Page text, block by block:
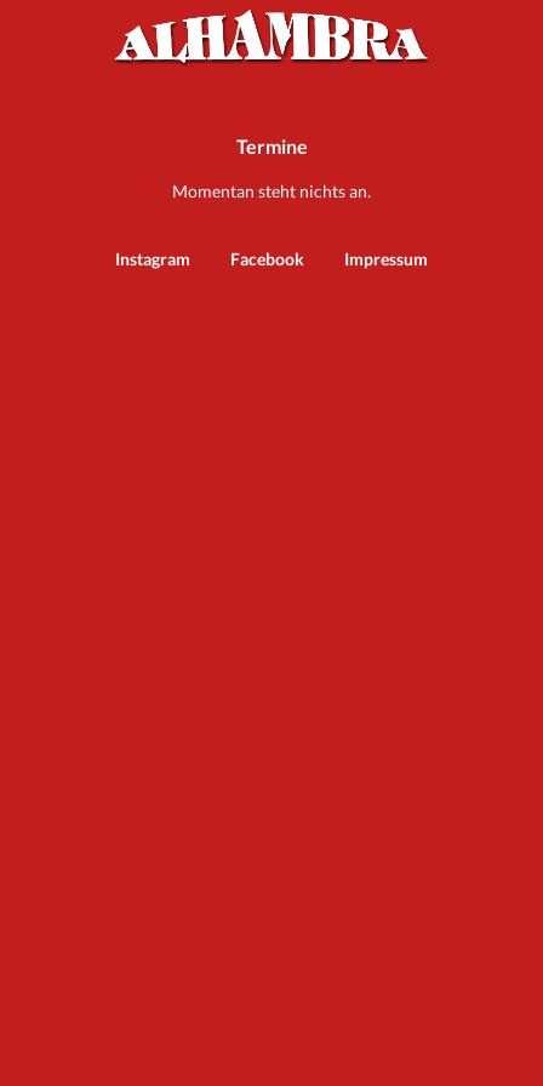
Termine
Momentan steht nichts an.
Instagram Facebook Impressum